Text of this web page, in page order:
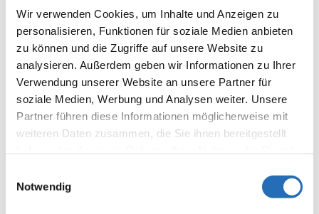
Wir verwenden Cookies, um Inhalte und Anzeigen zu
personalisieren, Funktionen für soziale Medien anbieten
zu können und die Zugriffe auf unsere Website zu
analysieren. Außerdem geben wir Informationen zu Ihrer
Verwendung unserer Website an unsere Partner für
soziale Medien, Werbung und Analysen weiter. Unsere
Partner führen diese Informationen möglicherweise mit
weiteren Daten zusammen, die Sie ihnen bereitgestellt
Cookies, wenn Sie unsere Webseite weiterhin nutzen.
Notwendig